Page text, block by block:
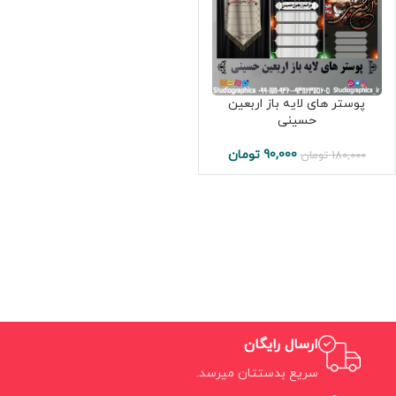
پوستر های لایه باز اربعین
حسینی
180,000 تومان 90,000 تومان
ارسال رایگان
سریع بدستتان میرسد.